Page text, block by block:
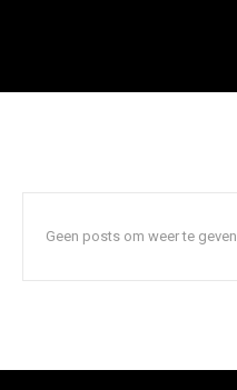
Geen posts om weer te geven